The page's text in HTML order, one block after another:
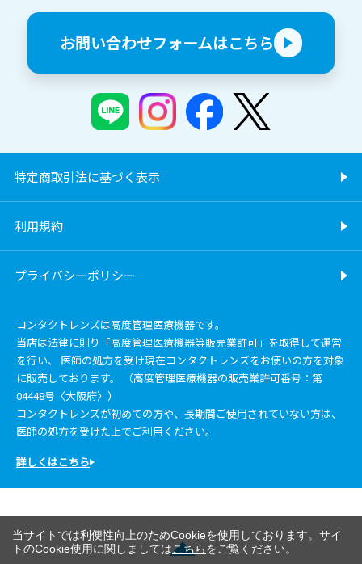
お問い合わせフォームはこちら
特定商取引法に基づく表示
利用規約
プライバシーポリシー
コンタクトレンズは高度管理医療機器です。
当店は法律に則り「高度管理医療機器等販売業許可」を取得して運営
を行い、 医師の処方を受け現在コンタクトレンズをお使いの方を対象
に販売しております。 （高度管理医療機器の販売業許可番号：第
04448号〈大阪府〉）
コンタクトレンズが初めての方や、長期間ご使用されていない方は、
医師の処方を受けた上でご利用ください。
詳しくはこちら
当サイトでは利便性向上のためCookieを使用しております。サイ
トのCookie使用に関しましてはこちらをご覧ください。